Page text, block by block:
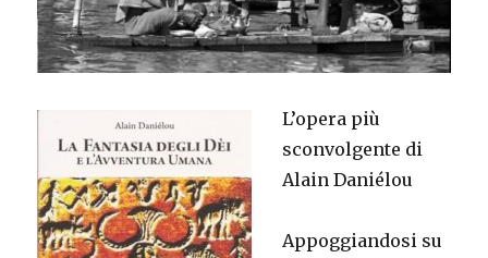
L’opera più
sconvolgente di
Alain Daniélou
Appoggiandosi su